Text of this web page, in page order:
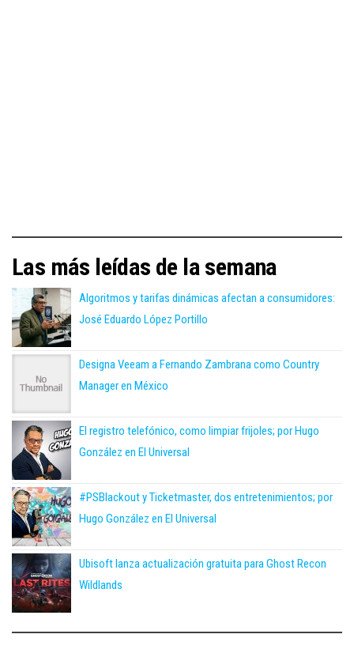
Las más leídas de la semana
Algoritmos y tarifas dinámicas afectan a consumidores:
José Eduardo López Portillo
Designa Veeam a Fernando Zambrana como Country
Manager en México
El registro telefónico, como limpiar frijoles; por Hugo
González en El Universal
#PSBlackout y Ticketmaster, dos entretenimientos; por
Hugo González en El Universal
Ubisoft lanza actualización gratuita para Ghost Recon
Wildlands